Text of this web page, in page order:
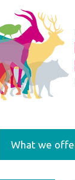
What we